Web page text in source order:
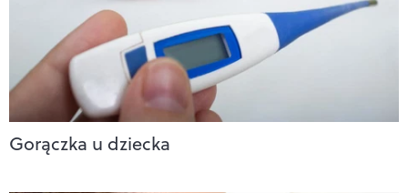
Gorączka u dziecka